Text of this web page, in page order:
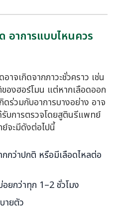
อาการแบบไหนควร
าจเกิดจากภาวะชั่วคราว เช่น
องฮอร์โมน แต่หากเลือดออก
ร่วมกับอาการบางอย่าง อาจ
บการตรวจโดยสูตินรีแพทย์
จะมีดังต่อไปนี้
กว่าปกติ หรือมีเลือดไหลต่อ
ยกว่าทุก 1–2 ชั่วโมง
ายตัว